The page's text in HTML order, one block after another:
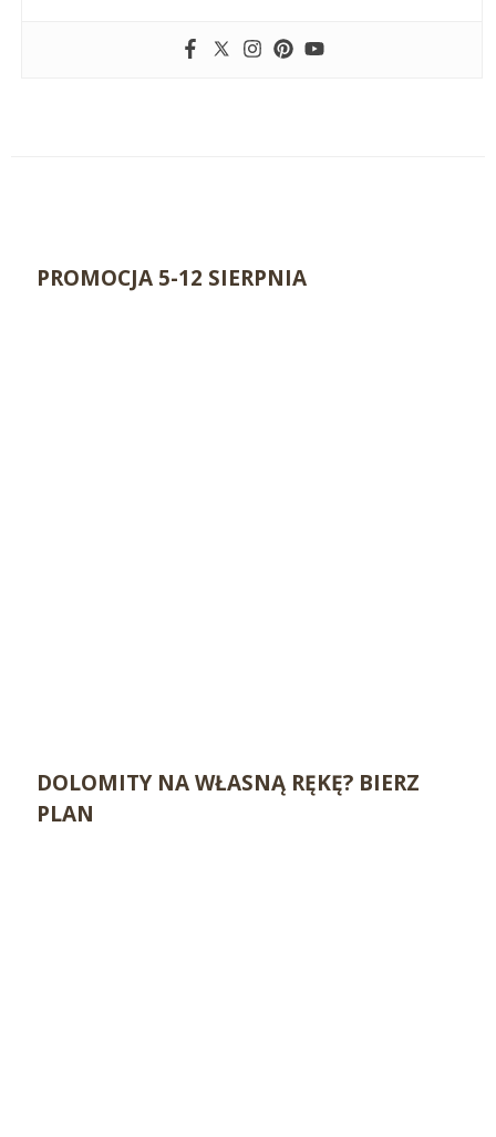
PROMOCJA 5-12 SIERPNIA
DOLOMITY NA WŁASNĄ RĘKĘ? BIERZ
PLAN